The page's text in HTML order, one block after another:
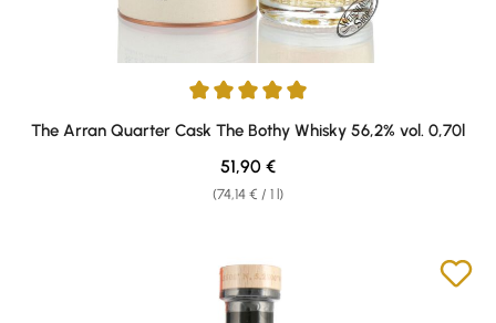
Average rating of 4.9 out of 5 stars
The Arran Quarter Cask The Bothy Whisky 56,2% vol. 0,70l
(74,14 € / 1 l)
Regular price:
51,90 €